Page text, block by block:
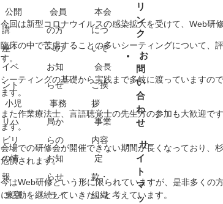
今回は新型コロナウイルスの感染拡大を受けて、Web研
臨床の中で苦慮することの多いシーティングについて、
す。
シーティングの基礎から実践まで多岐に渡っていますの
ます。
また作業療法士、言語聴覚士の先生方の参加も大歓迎で
ます。
会場での研修会が開催できない期間が長くなっており、
危惧されます。
今はWeb研修という形に限られていますが、是非多くの
に活動を継続していきたいと考えています。
公開
講
座・
イベ
ント
小児
リハ
ビリ
の情
報
東京
会員
の方
への
お知
らせ
事務
局か
らの
お知
らせ
ライ
本会
につ
いて
会長
ご挨
拶
事業
内容
定
款・
組織
リ
ン
ク
お
問
い
合
わ
せ
サ
イ
ト
マ
ッ